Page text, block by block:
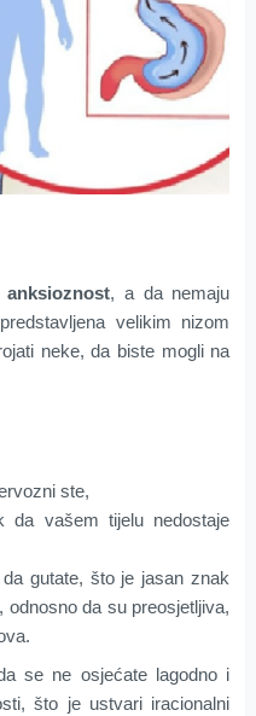
anksioznost, a da nemaju
velikim nizom
neke, da biste mogli na
ste,
vašem tijelu nedostaje
gutate, što je jasan znak
da su preosjetljiva,
se ne osjećate lagodno i
što je ustvari iracionalni